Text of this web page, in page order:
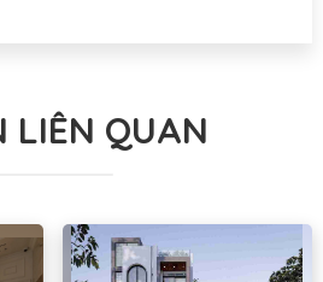
LIÊN QUAN